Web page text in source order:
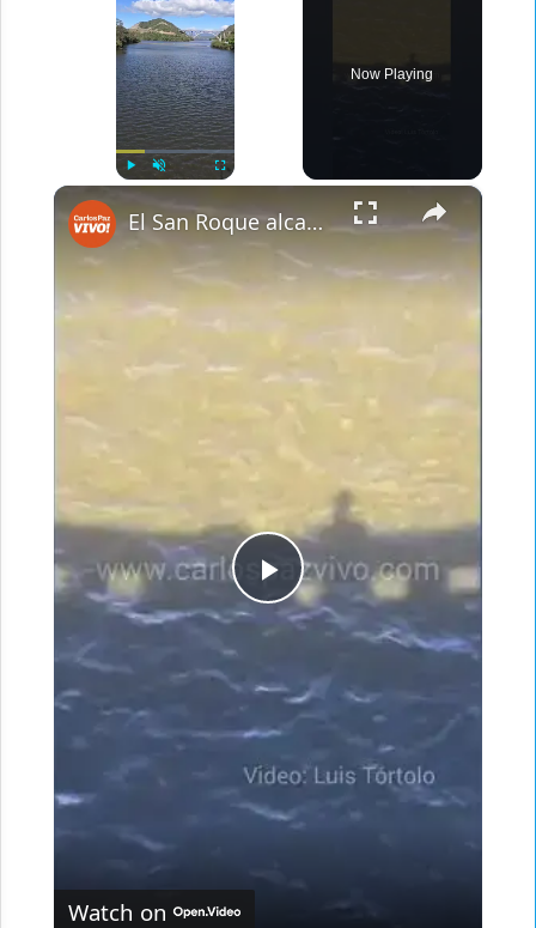
Now Playing
×
Play
Video
El San Roque alcanzó su nivel ideal este 1 de diciembre de 2024
Watch on